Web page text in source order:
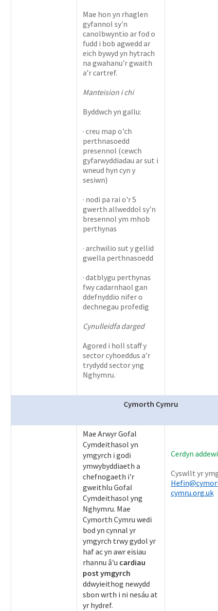
Mae hon yn rhaglen
gyfannol sy'n
canolbwyntio ar fod o
fudd i bob agwedd ar
eich bywyd yn hytrach
na gwahanu’r gwaith
a’r cartref.
Manteision i chi
Byddwch yn gallu:
· creu map o'ch
perthnasoedd
presennol (cewch
gyfarwyddiadau ar sut i
wneud hyn cyn y
sesiwn)
· nodi pa rai o'r 5
gwerth allweddol sy'n
bresennol ym mhob
perthynas
· archwilio sut y gellid
gwella perthnasoedd
· datblygu perthynas
fwy cadarnhaol gan
ddefnyddio nifer o
dechnegau profedig
Cynulleidfa darged
Agored i holl staff y
sector cyhoeddus a'r
trydydd sector yng
Nghymru.
Cymorth Cymru
Mae Arwyr Gofal
Cymdeithasol yn
ymgyrch i godi
ymwybyddiaeth a
chefnogaeth i'r
gweithlu Gofal
Cymdeithasol yng
Nghymru. Mae
Cymorth Cymru wedi
bod yn cynnal yr
ymgyrch trwy gydol yr
haf ac yn awr eisiau
rhannu â'u cardiau
post ymgyrch
ddwyieithog newydd
sbon wrth i ni nesáu at
yr hydref.
Cerdyn
Cyswllt yr
cymru.org.uk